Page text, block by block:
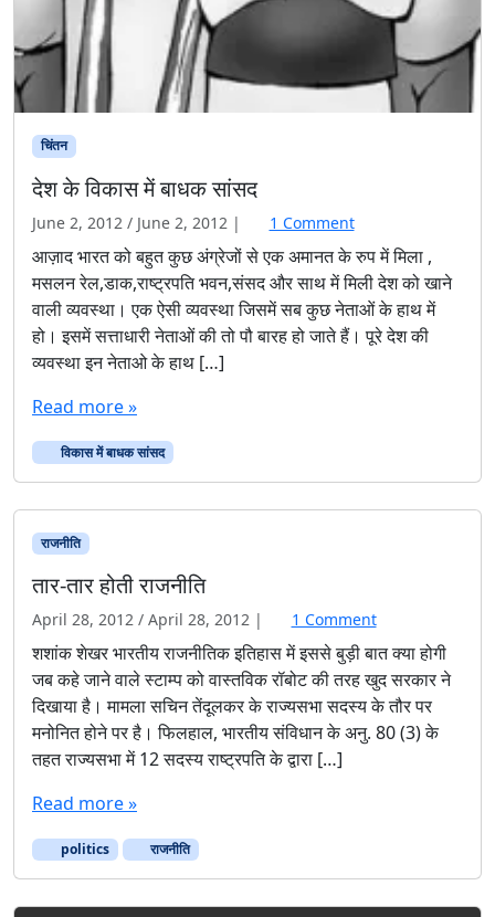
चिंतन
देश के विकास में बाधक सांसद
June 2, 2012 / June 2, 2012 | 1 Commento
दे
श
के
वि
आज़ाद भारत को बहुत कुछ अंग्रेजों से एक अमानत के रुप में मिला ,
मसलन रेल,डाक,राष्ट्रपति भवन,संसद और साथ में मिली देश को खाने
वाली व्यवस्था। एक ऐसी व्यवस्था जिसमें सब कुछ नेताओं के हाथ में
हो। इसमें सत्ताधारी नेताओं की तो पौ बारह हो जाते हैं। पूरे देश की
व्यवस्था इन नेताओ के हाथ […]
Read more »
विकास में बाधक सांसद
राजनीति
तार-तार होती राजनीति
April 28, 2012 / April 28, 2012 | 1 Commento
ता
र
-
ता
नी
शशांक शेखर भारतीय राजनीतिक इतिहास में इससे बुड़ी बात क्या होगी
जब कहे जाने वाले स्टाम्प को वास्तविक रॉबोट की तरह खुद सरकार ने
दिखाया है। मामला सचिन तेंदूलकर के राज्यसभा सदस्य के तौर पर
मनोनित होने पर है। फिलहाल, भारतीय संविधान के अनु. 80 (3) के
तहत राज्यसभा में 12 सदस्य राष्ट्रपति के द्वारा […]
Read more »
politics राजनीति